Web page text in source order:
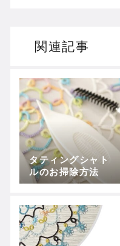
関連記事
タティングシャト
ルのお掃除方法